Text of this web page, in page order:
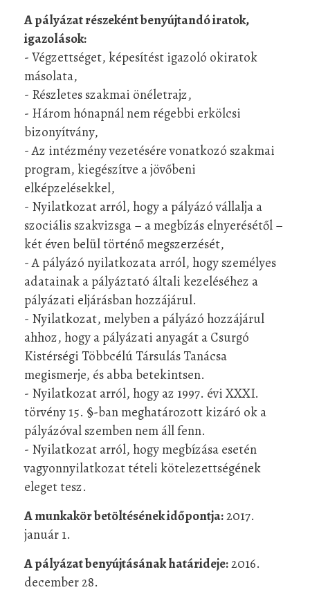
A pályázat részeként benyújtandó iratok,
igazolások:
- Végzettséget, képesítést igazoló okiratok
másolata,
- Részletes szakmai önéletrajz,
- Három hónapnál nem régebbi erkölcsi
bizonyítvány,
- Az intézmény vezetésére vonatkozó szakmai
program, kiegészítve a jövőbeni
elképzelésekkel,
- Nyilatkozat arról, hogy a pályázó vállalja a
szociális szakvizsga – a megbízás elnyerésétől –
két éven belül történő megszerzését,
- A pályázó nyilatkozata arról, hogy személyes
adatainak a pályáztató általi kezeléséhez a
pályázati eljárásban hozzájárul.
- Nyilatkozat, melyben a pályázó hozzájárul
ahhoz, hogy a pályázati anyagát a Csurgó
Kistérségi Többcélú Társulás Tanácsa
megismerje, és abba betekintsen.
- Nyilatkozat arról, hogy az 1997. évi XXXI.
törvény 15. §-ban meghatározott kizáró ok a
pályázóval szemben nem áll fenn.
- Nyilatkozat arról, hogy megbízása esetén
vagyonnyilatkozat tételi kötelezettségének
eleget tesz.
A munkakör betöltésének időpontja:2017.
január 1.
A pályázat benyújtásának határideje:2016.
december 28.